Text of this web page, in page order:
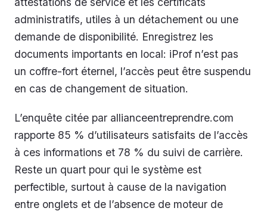
administratifs, utiles à un détachement ou une
demande de disponibilité. Enregistrez les
documents importants en local: iProf n’est pas
un coffre-fort éternel, l’accès peut être suspendu
en cas de changement de situation.
L’enquête citée par allianceentreprendre.com
rapporte 85 % d’utilisateurs satisfaits de l’accès
à ces informations et 78 % du suivi de carrière.
Reste un quart pour qui le système est
perfectible, surtout à cause de la navigation
entre onglets et de l’absence de moteur de